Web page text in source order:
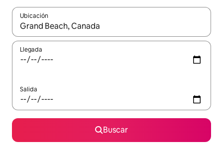
Ubicación
Cuando los resultados estén disponibles, podrás navegar
Llegada
Salida
Buscar